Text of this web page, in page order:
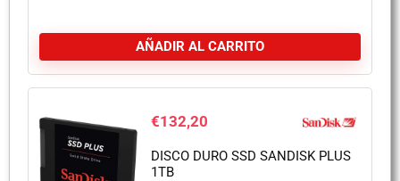
AÑADIR AL CARRITO
€132,20
DISCO DURO SSD SANDISK PLUS
1TB